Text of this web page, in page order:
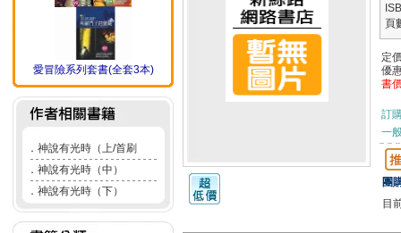
愛冒險系列套書(全套3本)
． 神說有光時（上/首刷
． 神說有光時（中）
． 神說有光時（下）
頁
定
優
書
訂
一
團
目